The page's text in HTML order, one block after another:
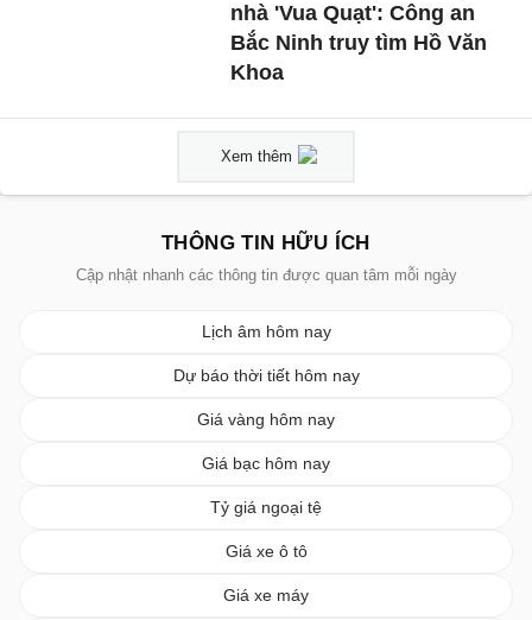
nhà 'Vua Quạt': Công an
Bắc Ninh truy tìm Hồ Văn
Khoa
Xem thêm
THÔNG TIN HỮU ÍCH
Cập nhật nhanh các thông tin được quan tâm mỗi ngày
Lịch âm hôm nay
Dự báo thời tiết hôm nay
Giá vàng hôm nay
Giá bạc hôm nay
Tỷ giá ngoại tệ
Giá xe ô tô
Giá xe máy